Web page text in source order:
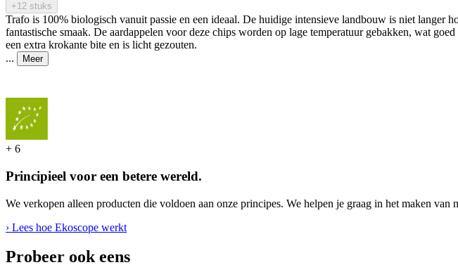
+12 stuks
Trafo is 100% biologisch vanuit passie en een ideaal. De huidige intensieve landbouw is niet langer
fantastische smaak. De aardappelen voor deze chips worden op lage temperatuur gebakken, wat
een extra krokante bite en is licht gezouten.
...
Meer
+ 6
Principieel voor een betere wereld.
We verkopen alleen producten die voldoen aan onze principes. We helpen je graag in het maken van
› Lees hoe Ekoscope werkt
Probeer ook eens